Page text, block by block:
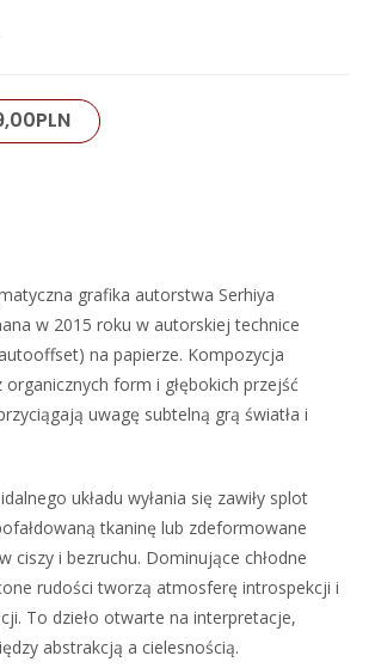
PLN
grafika autorstwa Serhiya
w 2015 roku w autorskiej technice
na papierze. Kompozycja
form i głębokich przejść
uwagę subtelną grą światła i
układu wyłania się zawiły splot
tkaninę lub zdeformowane
ciszy i bezruchu. Dominujące chłodne
rudości tworzą atmosferę introspekcji i
To dzieło otwarte na interpretacje,
abstrakcją a cielesnością.